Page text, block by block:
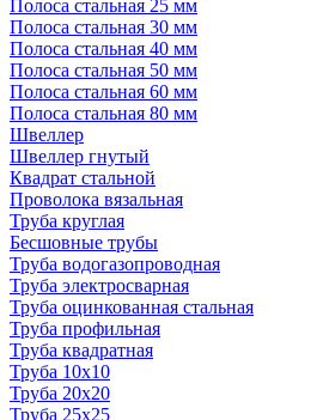
Полоса стальная 25 мм
Полоса стальная 30 мм
Полоса стальная 40 мм
Полоса стальная 50 мм
Полоса стальная 60 мм
Полоса стальная 80 мм
Швеллер
Швеллер гнутый
Квадрат стальной
Проволока вязальная
Труба круглая
Бесшовные трубы
Труба водогазопроводная
Труба электросварная
Труба оцинкованная стальная
Труба профильная
Труба квадратная
Труба 10x10
Труба 20x20
Труба 25x25